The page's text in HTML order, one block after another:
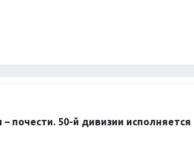
– почести. 50-й дивизии исполняется